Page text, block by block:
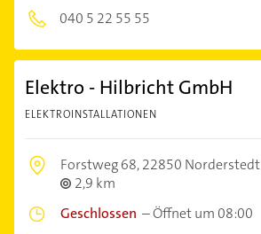
040 5 22 55 55
Elektro - Hilbricht GmbH
ELEKTROINSTALLATIONEN
Forstweg 68,22850 Norderstedt
2,9 km
Geschlossen –Öffnet um 08:00